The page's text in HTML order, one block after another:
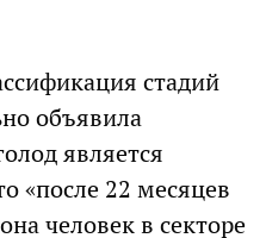
стадий
объявила
является
«после 22 месяцев
человек в секторе